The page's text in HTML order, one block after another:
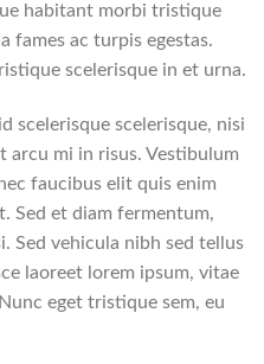
habitant morbi tristique
fames ac turpis egestas.
scelerisque in et urna.
scelerisque scelerisque, nisi
mi in risus. Vestibulum
faucibus elit quis enim
Sed et diam fermentum,
Sed vehicula nibh sed tellus
laoreet lorem ipsum, vitae
eget tristique sem, eu